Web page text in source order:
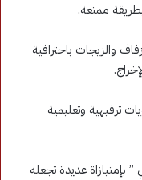
ممتعة.
والزيجات باحترافية
ترفيهية وتعليمية
بإمتيازاة عديدة تجعله